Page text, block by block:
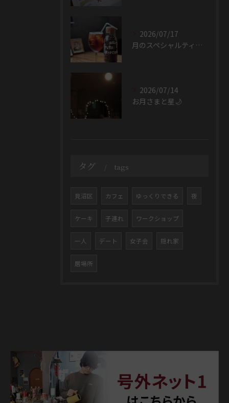
2026/07/17
月のスペシャルティ珈琲／7月🌿
2026/07/14
お月さまと星🌙
タグ tags
見沼区 カフェ ゆっくりできる 夜
ケーキ 子連れ ワークショップ
一人 デート 女子会 隠れ家
居場所